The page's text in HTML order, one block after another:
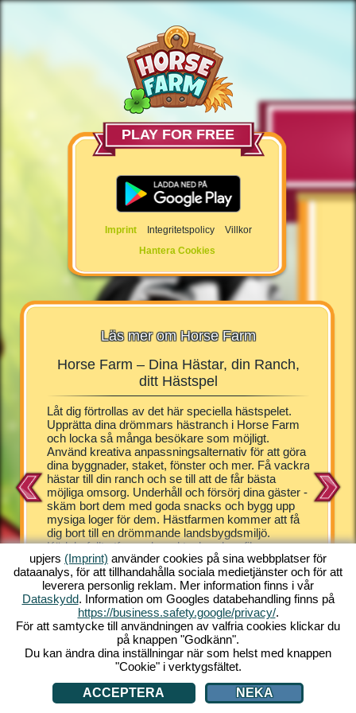
PLAY FOR FREE
Imprint Integritetspolicy
Villkor
Hantera Cookies
Läs mer om Horse Farm
kan
och
Horse Farm – Dina Hästar, din Ranch,
ditt Hästspel
Låt dig förtrollas av det här speciella hästspelet.
Upprätta dina drömmars hästranch i Horse Farm
och locka så många besökare som möjligt.
Använd kreativa anpassningsalternativ för att göra
dina byggnader, staket, fönster och mer. Få vackra
hästar till din ranch och se till att de får bästa
möjliga omsorg. Underhåll och försörj dina gäster -
skäm bort dem med goda snacks och bygg upp
mysiga loger för dem. Hästfarmen kommer att få
dig bort till en drömmande landsbygdsmiljö.
Kärleksfullt utformad med tecknad grafik ger
Horse Farm inget slut på extraordinära
erfarenheter. Lagra din ranch med ett brett utbud
av hästar och ponnyer. Upplev det unika online-
spelet gratis från din PC's komfort. Spela nu!
din
mix av
Allt du
online-
upjers (Imprint) använder cookies på sina webbplatser för
dataanalys, för att tillhandahålla sociala medietjänster och för att
leverera personlig reklam. Mer information finns i vår
Dataskydd. Information om Googles databehandling finns på
https://business.safety.google/privacy/.
För att samtycke till användningen av valfria cookies klickar du
på knappen "Godkänn".
Du kan ändra dina inställningar när som helst med knappen
"Cookie" i verktygsfältet.
ACCEPTERA
NEKA